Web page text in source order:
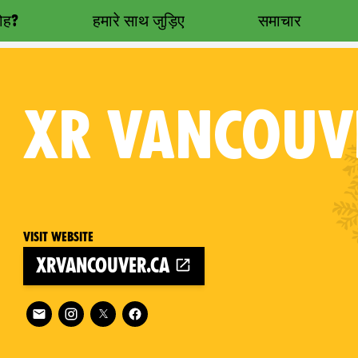
हमारे साथ जुड़िए समाचार
XR
Visit website
xrvancouver.ca
Follow XR Vancouver on